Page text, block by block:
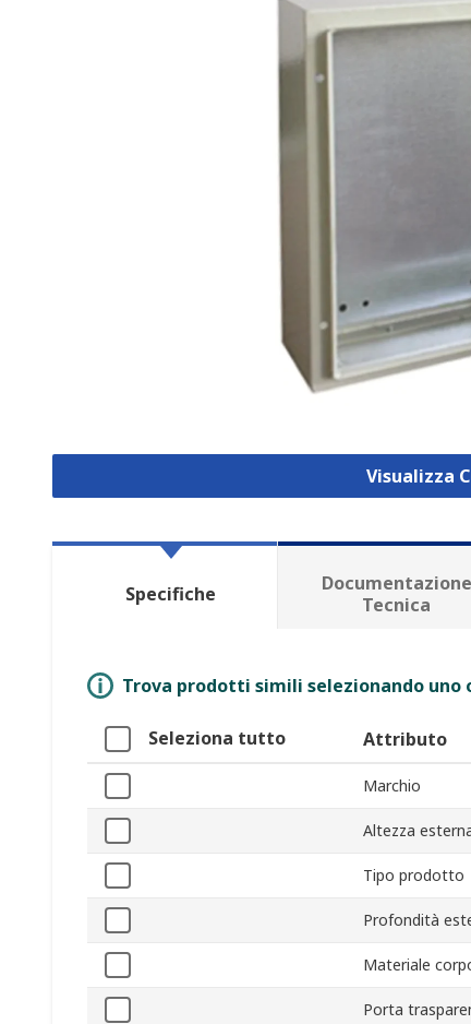
Visualizza
Specifiche
Documentazione
Tecnica
Trova prodotti simili selezionando
Seleziona tutto Attributo
Marchio
Altezza
Tipo prodotto
Profondità
Materiale
Porta